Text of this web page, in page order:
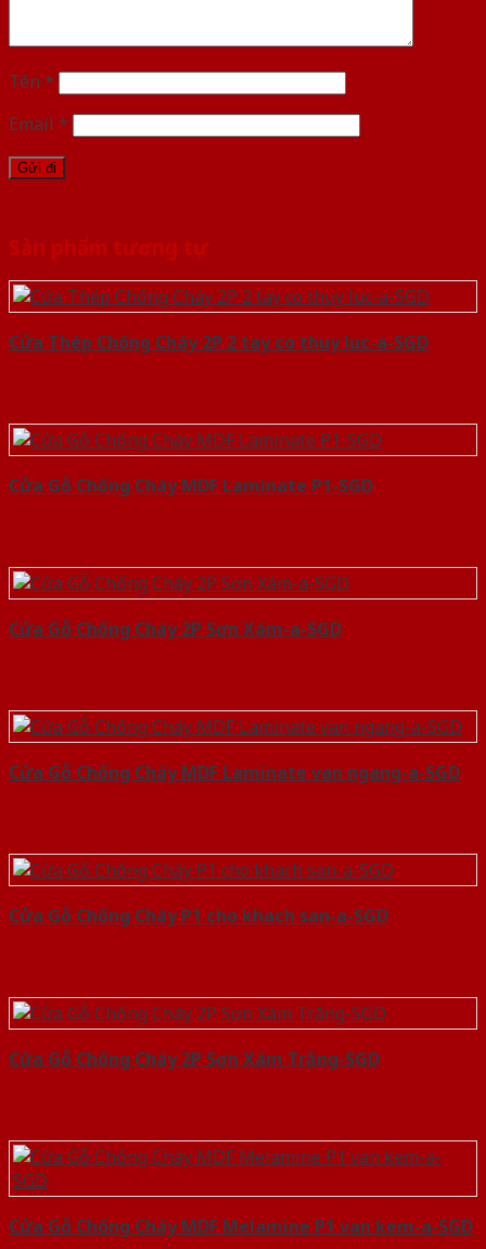
Tên *
Email *
Sản phẩm tương tự
Cửa Thép Chống Cháy 2P 2 tay co thuy luc-a-SGD
Cửa Gỗ Chống Cháy MDF Laminate P1-SGD
Cửa Gỗ Chống Cháy 2P Sơn Xám-a-SGD
Cửa Gỗ Chống Cháy MDF Laminate van ngang-a-SGD
Cửa Gỗ Chống Cháy P1 cho khach san-a-SGD
Cửa Gỗ Chống Cháy 2P Sơn Xám Trắng-SGD
Cửa Gỗ Chống Cháy MDF Melamine P1 van kem-a-SGD